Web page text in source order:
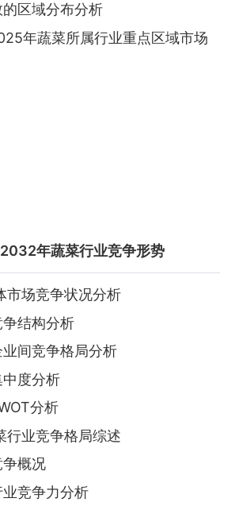
区域分布分析
年蔬菜所属行业重点区域市场
年蔬菜行业竞争形势
市场竞争状况分析
结构分析
间竞争格局分析
度分析
分析
行业竞争格局综述
概况
竞争力分析